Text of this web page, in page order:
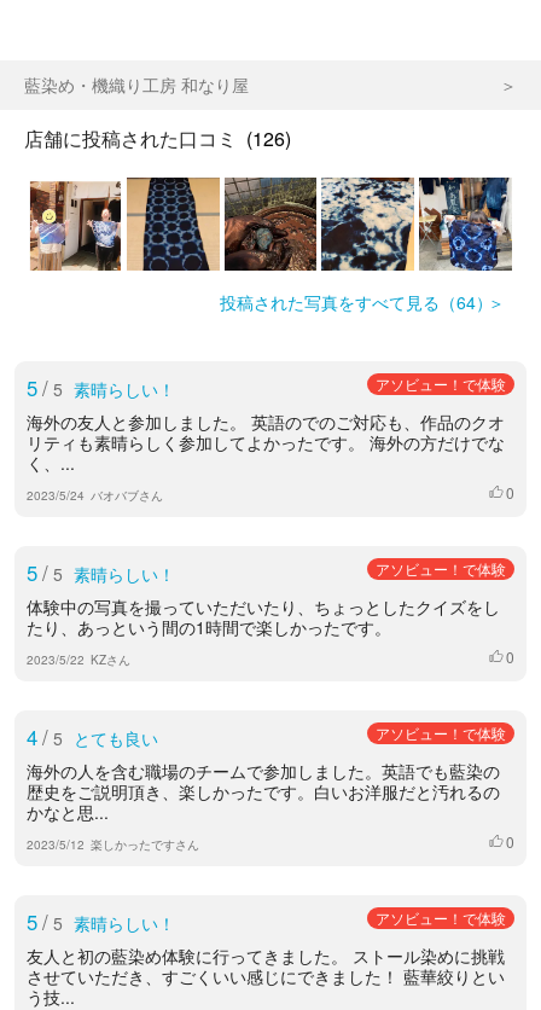
藍染め・機織り工房 和なり屋
店舗に投稿された口コミ (126)
投稿された写真をすべて見る（64）
5/ 5 素晴らしい！ アソビュー！で体験
海外の友人と参加しました。 英語のでのご対応も、作品のクオ
リティも素晴らしく参加してよかったです。 海外の方だけでな
く、...
2023/5/24 バオバブさん いいね
0
5/ 5 素晴らしい！ アソビュー！で体験
体験中の写真を撮っていただいたり、ちょっとしたクイズをし
たり、あっという間の1時間で楽しかったです。
2023/5/22 KZさん いいね
0
4/ 5 とても良い アソビュー！で体験
海外の人を含む職場のチームで参加しました。英語でも藍染の
歴史をご説明頂き、楽しかったです。白いお洋服だと汚れるの
かなと思...
2023/5/12 楽しかったですさん いいね
0
5/ 5 素晴らしい！ アソビュー！で体験
友人と初の藍染め体験に行ってきました。 ストール染めに挑戦
させていただき、すごくいい感じにできました！ 藍華絞りとい
う技...